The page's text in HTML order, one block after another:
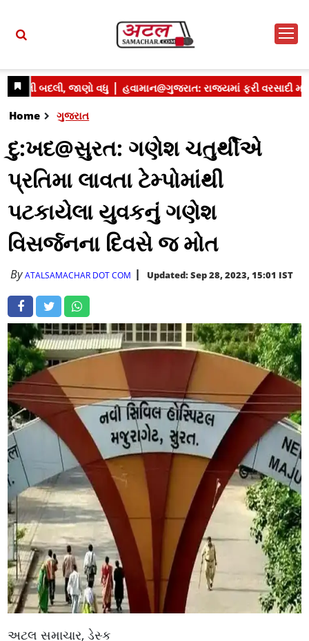
Home ગુજરાત
દુ:ખદ@સુરત: ગણેશ ચતુર્થીએ
પ્રતિમા લાવતા ટેમ્પોમાંથી
પટકાયેલા યુવકનું ગણેશ
વિસર્જનના દિવસે જ મોત
ByATALSAMACHAR DOT COM Updated: Sep 28, 2023, 15:01 IST
અટલ સમાચાર, ડેસ્ક